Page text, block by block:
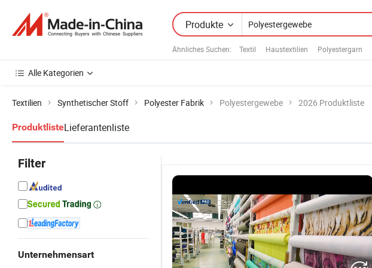
Produkte
Ähnliches Suchen: Textil Haustextilien Polyestergarn
Alle Kategorien
Textilien Synthetischer Stoff Polyester Fabrik Polyestergewebe 2026 Produktliste
ProduktlisteLieferantenliste
Filter
Unternehmensart